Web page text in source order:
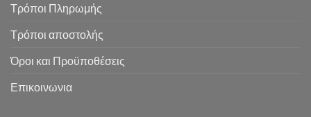
Τρόποι Πληρωμής
Τρόποι αποστολής
Όροι και Προϋποθέσεις
Επικοινωνια